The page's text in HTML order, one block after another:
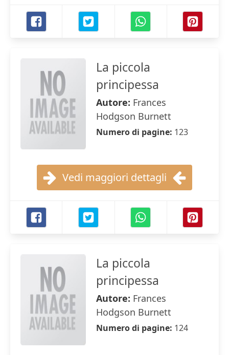
La piccola
principessa
Autore: Frances
Hodgson Burnett
Numero di pagine: 123
Vedi maggiori dettagli
La piccola
principessa
Autore: Frances
Hodgson Burnett
Numero di pagine: 124